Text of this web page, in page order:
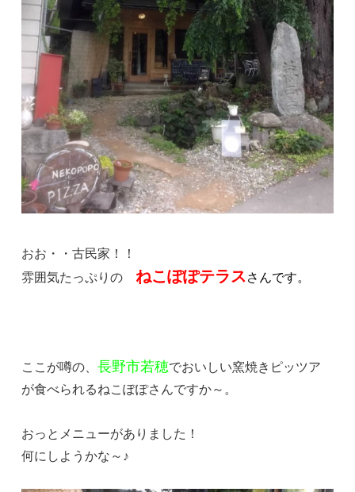
おお・・古民家！！
雰囲気たっぷりの ねこぽぽテラスさんです。
ここが噂の、長野市若穂でおいしい窯焼きピッツア
が食べられるねこぽぽさんですか～。
おっとメニューがありました！
何にしようかな～♪